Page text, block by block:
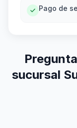
Pago de
sucursal